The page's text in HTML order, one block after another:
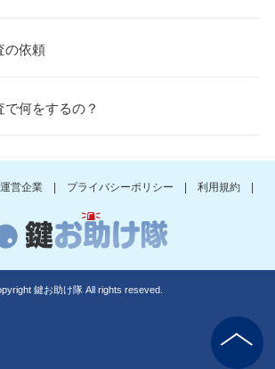
の依頼
何をするの？
運営企業 | プライバシーポリシー | 利用規約 |
鍵お助け隊 All rights reseved.